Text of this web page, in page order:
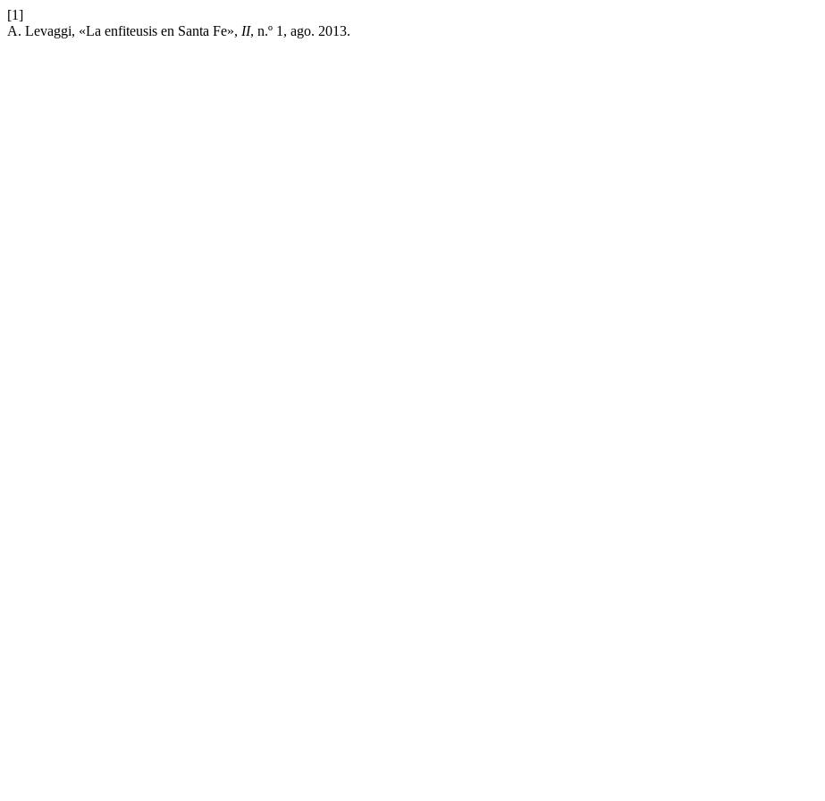
[1]
A. Levaggi, «La enfiteusis en Santa Fe», II, n.º 1, ago. 2013.